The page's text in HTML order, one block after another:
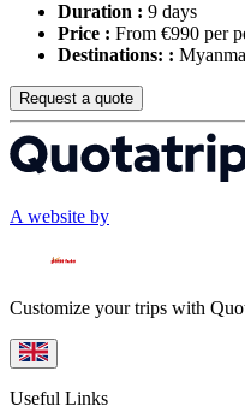
Duration : 9 days
Price : From €990 per
Destinations: :
Request a quote
A website by
Customize your trips with
Useful Links